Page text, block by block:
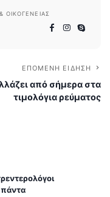
ΟΙΚΟΓΈΝΕΙΑΣ
ΕΠΌΜΕΝΗ ΕΊΔΗΣΗ
από σήμερα στα
τιμολόγια ρεύματος